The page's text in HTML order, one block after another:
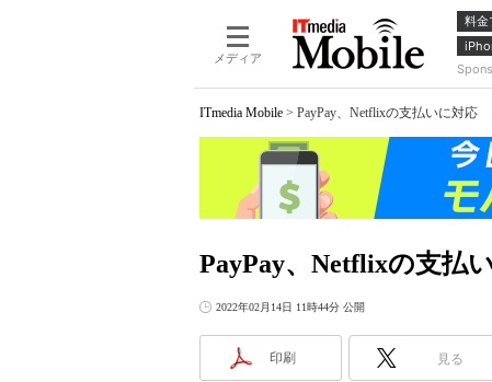
メディア
料金
ITmedia Mobile > PayPay、Netflixの支払いに対応
PayPay、Netflixの支払
2022年02月14日 11時44分 公開
印刷 見る